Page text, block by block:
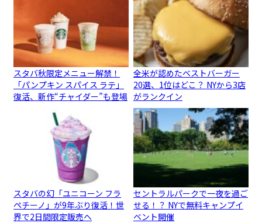
スタバ秋限定メニュー解禁！
「パンプキン スパイス ラテ」
復活、新作“チャイダー”も登場
全米が認めたベストバーガー
20選、1位はどこ？ NYから3店
がランクイン
スタバの幻「ユニコーン フラ
ペチーノ」が9年ぶり復活！世
界で2日間限定販売へ
セントラルパークで一夜を過ご
せる！？ NYで無料キャンプイ
ベント開催